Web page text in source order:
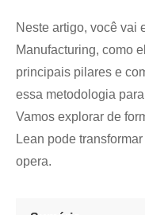
Neste artigo, você vai
Manufacturing, como
principais pilares e
essa metodologia
Vamos explorar de
Lean pode
opera.